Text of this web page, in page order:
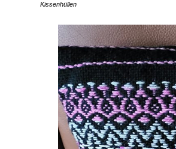
Kissenhüllen